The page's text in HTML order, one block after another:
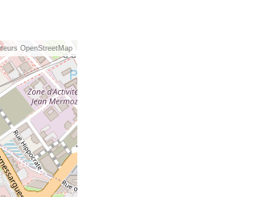
OpenStreetMap